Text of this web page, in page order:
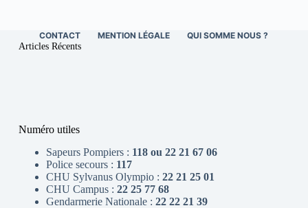
CONTACT MENTION LÉGALE QUI SOMME NOUS ?
Articles Récents
Numéro utiles
Sapeurs Pompiers : 118 ou 22 21 67 06
Police secours : 117
CHU Sylvanus Olympio : 22 21 25 01
CHU Campus : 22 25 77 68
Gendarmerie Nationale : 22 22 21 39